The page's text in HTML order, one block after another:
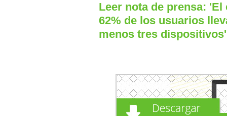
Leer nota de prensa:
62% de los usuarios
menos tres dispositivos'